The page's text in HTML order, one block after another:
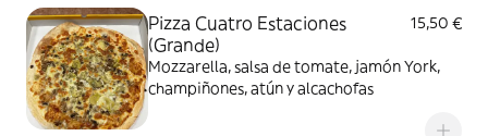
Pizza Cuatro Estaciones
(Grande)
15,50 €
Mozzarella, salsa de tomate, jamón York,
champiñones, atún y alcachofas